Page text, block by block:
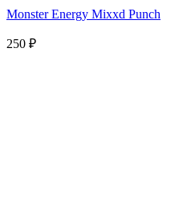
Monster Energy Mixxd Punch
250 ₽